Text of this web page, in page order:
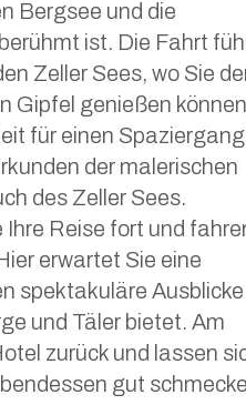
Bergsee und die
ist. Die Fahrt
Zeller Sees, wo Sie
Gipfel genießen
für einen Spaziergang
der malerischen
des Zeller Sees.
Reise fort und
erwartet Sie eine
spektakuläre Ausblicke
und Täler bietet. Am
zurück und lassen
gut